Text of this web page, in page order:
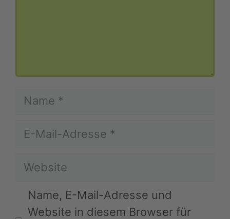
Name
E-
Adresse
Website
Name, E-Mail-Adresse und
Website in diesem Browser für